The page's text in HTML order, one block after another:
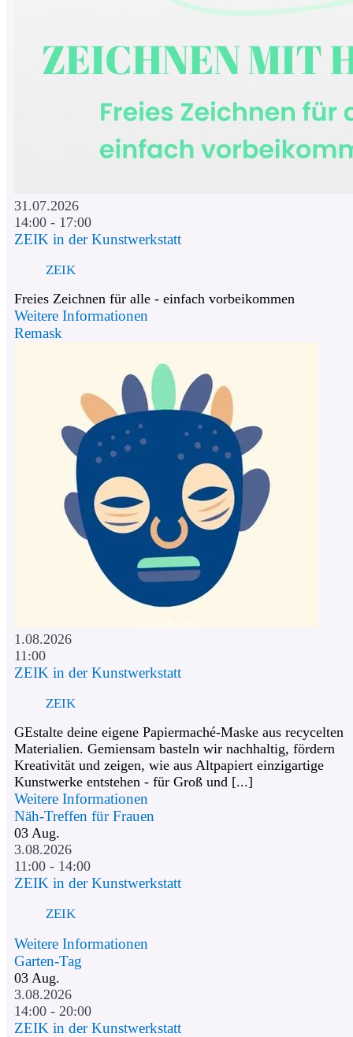
31.07.2026
14:00 - 17:00
ZEIK in der Kunstwerkstatt
ZEIK
Freies Zeichnen für alle - einfach vorbeikommen
Weitere Informationen
Remask
1.08.2026
11:00
ZEIK in der Kunstwerkstatt
ZEIK
GEstalte deine eigene Papiermaché-Maske aus recycelten
Materialien. Gemiensam basteln wir nachhaltig, fördern
Kreativität und zeigen, wie aus Altpapiert einzigartige
Kunstwerke entstehen - für Groß und [...]
Weitere Informationen
Näh-Treffen für Frauen
03 Aug.
3.08.2026
11:00 - 14:00
ZEIK in der Kunstwerkstatt
ZEIK
Weitere Informationen
Garten-Tag
03 Aug.
3.08.2026
14:00 - 20:00
ZEIK in der Kunstwerkstatt